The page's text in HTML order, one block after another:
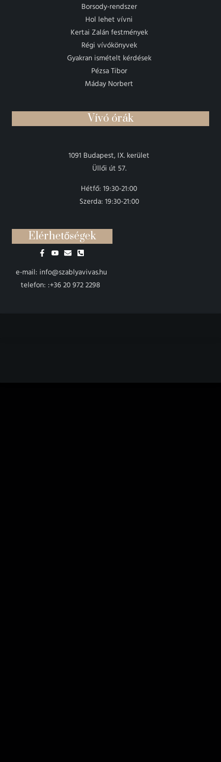
Borsody-rendszer
Hol lehet vívni
Kertai Zalán festmények
Régi vívókönyvek
Gyakran ismételt kérdések
Pézsa Tibor
Máday Norbert
Vívó órák
1091 Budapest, IX. kerület
Üllői út 57.
Hétfő: 19:30-21:00
Szerda: 19:30-21:00
Elérhetőségek
e-mail: info@szablyavivas.hu
telefon: :+36 20 972 2298